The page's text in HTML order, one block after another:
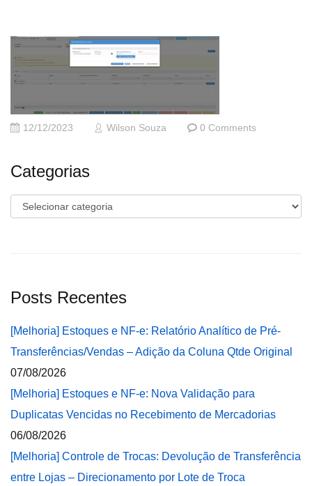
12/12/2023 Wilson Souza 0 Comments
Categorias
Categorias
Posts Recentes
[Melhoria] Estoques e NF-e: Relatório Analítico de Pré-
Transferências/Vendas – Adição da Coluna Qtde Original
07/08/2026
[Melhoria] Estoques e NF-e: Nova Validação para
Duplicatas Vencidas no Recebimento de Mercadorias
06/08/2026
[Melhoria] Controle de Trocas: Devolução de Transferência
entre Lojas – Direcionamento por Lote de Troca